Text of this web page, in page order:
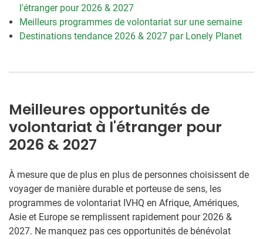
l'étranger pour 2026 & 2027
Meilleurs programmes de volontariat sur une semaine
Destinations tendance 2026 & 2027 par Lonely Planet
Meilleures opportunités de
volontariat à l'étranger pour
2026 & 2027
À mesure que de plus en plus de personnes choisissent de
voyager de manière durable et porteuse de sens, les
programmes de volontariat IVHQ en Afrique, Amériques,
Asie et Europe se remplissent rapidement pour 2026 &
2027. Ne manquez pas ces opportunités de bénévolat